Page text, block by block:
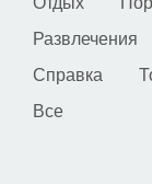
Развлечения
Справка
Все